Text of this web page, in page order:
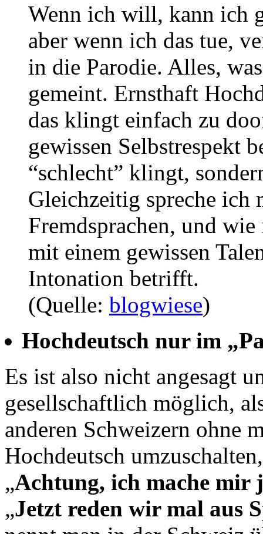
Wenn ich will, kann ich
aber wenn ich das tue,
in die Parodie. Alles,
gemeint. Ernsthaft
das klingt einfach zu
gewissen Selbstrespekt
“schlecht” klingt,
Gleichzeitig spreche ich
Fremdsprachen, und
mit einem gewissen
Intonation betrifft.
(Quelle: blogwiese)
Hochdeutsch nur im
Es ist also nicht angesagt
gesellschaftlich möglich,
anderen Schweizern ohne
Hochdeutsch
„Achtung, ich mache mir
„Jetzt reden wir mal aus